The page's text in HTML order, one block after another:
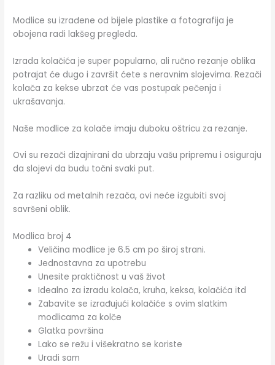
Modlice su izrađene od bijele plastike a fotografija je
obojena radi lakšeg pregleda.
Izrada kolačića je super popularno, ali ručno rezanje oblika
potrajat će dugo i završit ćete s neravnim slojevima. Rezači
kolača za kekse ubrzat će vas postupak pečenja i
ukrašavanja.
Naše modlice za kolače imaju duboku oštricu za rezanje.
Ovi su rezači dizajnirani da ubrzaju vašu pripremu i osiguraju
da slojevi da budu točni svaki put.
Za razliku od metalnih rezača, ovi neće izgubiti svoj
savršeni oblik.
Modlica broj 4
Veličina modlice je 6.5 cm po široj strani.
Jednostavna za upotrebu
Unesite praktičnost u vaš život
Idealno za izradu kolača, kruha, keksa, kolačića itd
Zabavite se izrađujući kolačiće s ovim slatkim
modlicama za kolče
Glatka površina
Lako se režu i višekratno se koriste
Uradi sam